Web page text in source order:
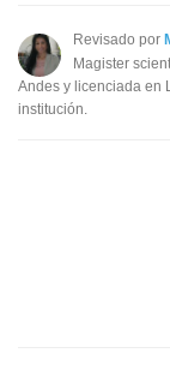
Existen
Ninguno de
Revisado por
Magister
Andes y licenciada en
institución.